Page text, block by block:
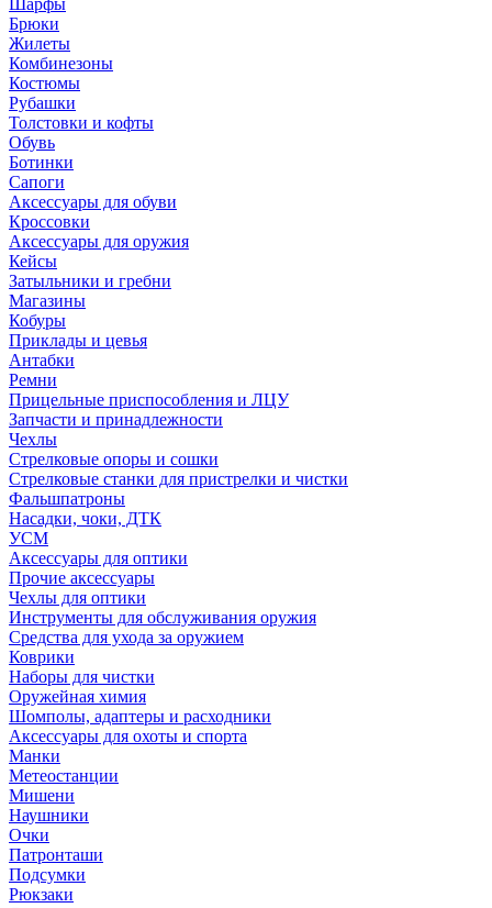
Шарфы
Брюки
Жилеты
Комбинезоны
Костюмы
Рубашки
Толстовки и кофты
Обувь
Ботинки
Сапоги
Аксессуары для обуви
Кроссовки
Аксессуары для оружия
Кейсы
Затыльники и гребни
Магазины
Кобуры
Приклады и цевья
Антабки
Ремни
Прицельные приспособления и ЛЦУ
Запчасти и принадлежности
Чехлы
Стрелковые опоры и сошки
Стрелковые станки для пристрелки и чистки
Фальшпатроны
Насадки, чоки, ДТК
УСМ
Аксессуары для оптики
Прочие аксессуары
Чехлы для оптики
Инструменты для обслуживания оружия
Средства для ухода за оружием
Коврики
Наборы для чистки
Оружейная химия
Шомполы, адаптеры и расходники
Аксессуары для охоты и спорта
Манки
Метеостанции
Мишени
Наушники
Очки
Патронташи
Подсумки
Рюкзаки